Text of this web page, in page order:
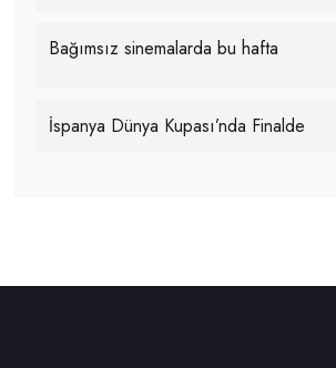
Bağımsız sinemalarda bu hafta
İspanya Dünya Kupası’nda Finalde